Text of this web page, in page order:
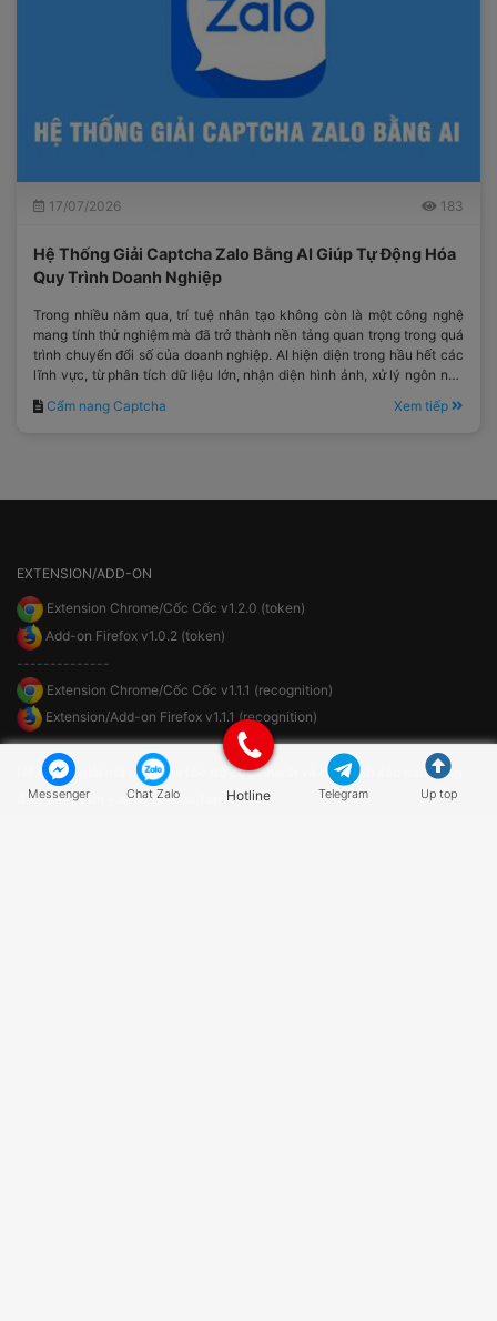
17/07/2026 183
Hệ Thống Giải Captcha Zalo Bằng AI Giúp Tự Động Hóa
Quy Trình Doanh Nghiệp
Trong nhiều năm qua, trí tuệ nhân tạo không còn là một công nghệ
mang tính thử nghiệm mà đã trở thành nền tảng quan trọng trong quá
trình chuyển đổi số của doanh nghiệp. AI hiện diện trong hầu hết các
lĩnh vực, từ phân tích dữ liệu lớn, nhận diện hình ảnh, xử lý ngôn ngữ
tự nhiên cho đến tối ưu hóa quy trình vận hành.
Cẩm nang Captcha Xem tiếp
EXTENSION/ADD-ON
Extension Chrome/Cốc Cốc v1.2.0 (token)
Add-on Firefox v1.0.2 (token)
--------------
Extension Chrome/Cốc Cốc v1.1.1 (recognition)
Extension/Add-on Firefox v1.1.1 (recognition)
Hệ thống giải mã captcha tốc độ cực nhanh và độ chính xác cao hàng
đầu Việt Nam - anticaptcha.top
Messenger Chat Zalo Hotline Telegram Up top